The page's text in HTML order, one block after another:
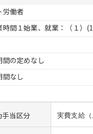
労働者
時間１始業、就業：（１）
間の定めなし
間なし
手当区分 実費支給（